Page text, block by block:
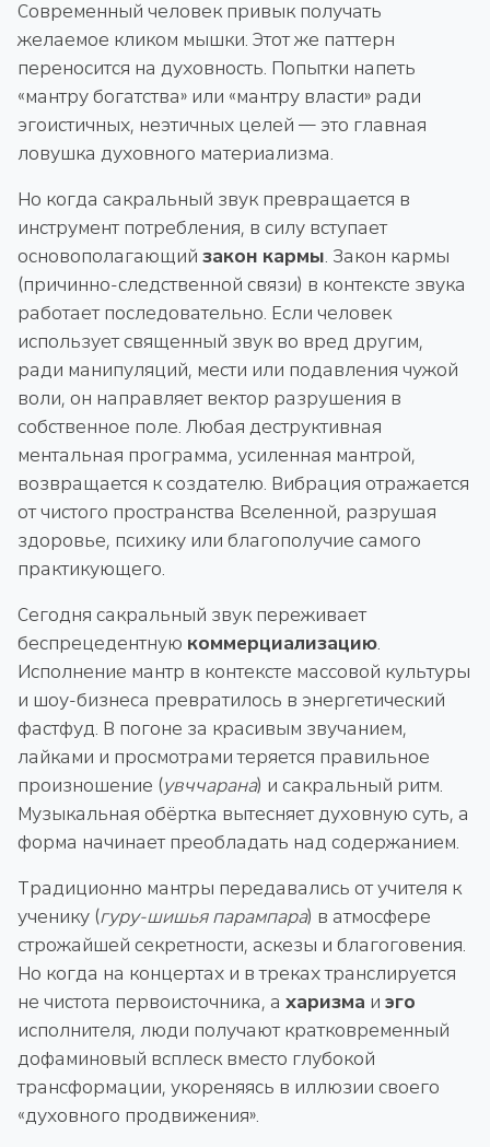
Современный человек привык получать
желаемое кликом мышки. Этот же паттерн
переносится на духовность. Попытки напеть
«мантру богатства» или «мантру власти» ради
эгоистичных, неэтичных целей — это главная
ловушка духовного материализма.
Но когда сакральный звук превращается в
инструмент потребления, в силу вступает
основополагающий закон кармы. Закон кармы
(причинно-следственной связи) в контексте звука
работает последовательно. Если человек
использует священный звук во вред другим,
ради манипуляций, мести или подавления чужой
воли, он направляет вектор разрушения в
собственное поле. Любая деструктивная
ментальная программа, усиленная мантрой,
возвращается к создателю. Вибрация отражается
от чистого пространства Вселенной, разрушая
здоровье, психику или благополучие самого
практикующего.
Сегодня сакральный звук переживает
беспрецедентную коммерциализацию.
Исполнение мантр в контексте массовой культуры
и шоу-бизнеса превратилось в энергетический
фастфуд. В погоне за красивым звучанием,
лайками и просмотрами теряется правильное
произношение (увччарана) и сакральный ритм.
Музыкальная обёртка вытесняет духовную суть, а
форма начинает преобладать над содержанием.
Традиционно мантры передавались от учителя к
ученику (гуру-шишья парампара) в атмосфере
строжайшей секретности, аскезы и благоговения.
Но когда на концертах и в треках транслируется
не чистота первоисточника, а харизма и эго
исполнителя, люди получают кратковременный
дофаминовый всплеск вместо глубокой
трансформации, укореняясь в иллюзии своего
«духовного продвижения».